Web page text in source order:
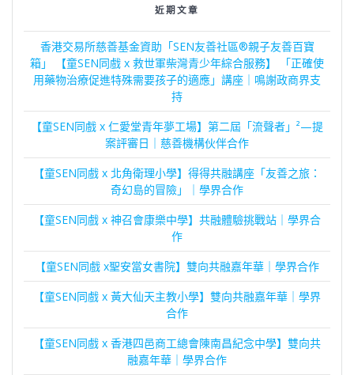
近期文章
香港交易所慈善基金資助「SEN友善社區®親子友善百寶
箱」 【童SEN同戲 x 救世軍柴灣青少年綜合服務】 「正確使
用藥物治療促進特殊需要孩子的適應」講座｜鳴謝政商界支
持
【童SEN同戲 x 仁愛堂青年夢工場】第二屆「流聲者」²—提
案評審日｜慈善機構伙伴合作
【童SEN同戲 x 北角衛理小學】得得共融講座「友善之旅：
奇幻島的冒險」｜學界合作
【童SEN同戲 x 神召會康樂中學】共融體驗挑戰站｜學界合
作
【童SEN同戲 x聖安當女書院】雙向共融嘉年華｜學界合作
【童SEN同戲 x 黃大仙天主教小學】雙向共融嘉年華｜學界
合作
【童SEN同戲 x 香港四邑商工總會陳南昌紀念中學】雙向共
融嘉年華｜學界合作